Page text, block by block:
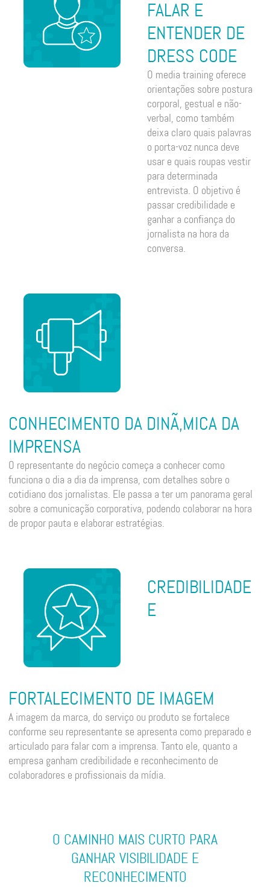
FALAR E
ENTENDER DE
DRESS CODE
O media training oferece
orientações sobre postura
corporal, gestual e não-
verbal, como também
deixa claro quais palavras
o porta-voz nunca deve
usar e quais roupas vestir
para determinada
entrevista. O objetivo é
passar credibilidade e
ganhar a confiança do
jornalista na hora da
conversa.
CONHECIMENTO DA DINÃ‚MICA DA
IMPRENSA
O representante do negócio começa a conhecer como
funciona o dia a dia da imprensa, com detalhes sobre o
cotidiano dos jornalistas. Ele passa a ter um panorama geral
sobre a comunicação corporativa, podendo colaborar na hora
de propor pauta e elaborar estratégias.
CREDIBILIDADE
E
FORTALECIMENTO DE IMAGEM
A imagem da marca, do serviço ou produto se fortalece
conforme seu representante se apresenta como preparado e
articulado para falar com a imprensa. Tanto ele, quanto a
empresa ganham credibilidade e reconhecimento de
colaboradores e profissionais da mídia.
O CAMINHO MAIS CURTO PARA
GANHAR VISIBILIDADE E
RECONHECIMENTO